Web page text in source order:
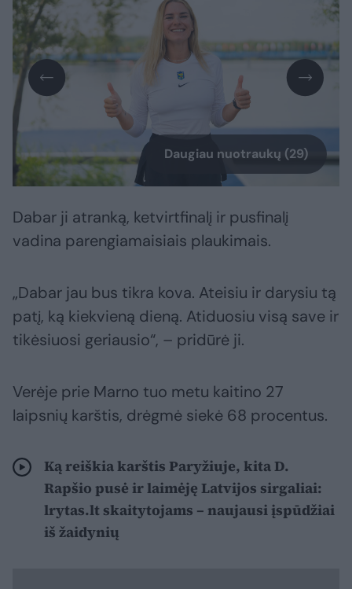
Daugiau nuotraukų (29)
Dabar ji atranką, ketvirtfinalį ir pusfinalį
vadina parengiamaisiais plaukimais.
„Dabar jau bus tikra kova. Ateisiu ir darysiu tą
patį, ką kiekvieną dieną. Atiduosiu visą save ir
tikėsiuosi geriausio“, – pridūrė ji.
Verėje prie Marno tuo metu kaitino 27
laipsnių karštis, drėgmė siekė 68 procentus.
Ką reiškia karštis Paryžiuje, kita D.
Rapšio pusė ir laimėję Latvijos sirgaliai:
lrytas.lt skaitytojams – naujausi įspūdžiai
iš žaidynių